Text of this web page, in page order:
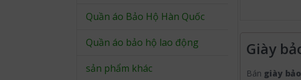
Giày
Bán giày
Quần áo Bảo Hộ Hàn Quốc
Quần áo bảo hộ lao động
sản phẩm khác